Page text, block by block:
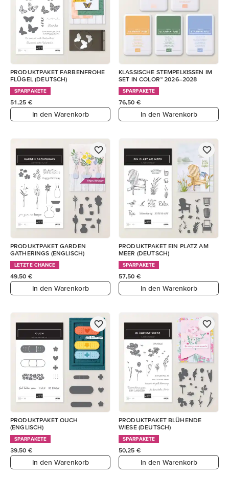
PRODUKTPAKET FARBENFROHE
FLÜGEL (DEUTSCH)
SPARPAKETE
51,25 €
In den Warenkorb
KLASSISCHE STEMPELKISSEN IM
SET IN COLOR™ 2026–2028
SPARPAKETE
76,50 €
In den Warenkorb
PRODUKTPAKET GARDEN
GATHERINGS (ENGLISCH)
LETZTE CHANCE
49,50 €
In den Warenkorb
PRODUKTPAKET EIN PLATZ AM
MEER (DEUTSCH)
SPARPAKETE
57,50 €
In den Warenkorb
PRODUKTPAKET OUCH
(ENGLISCH)
SPARPAKETE
39,50 €
In den Warenkorb
PRODUKTPAKET BLÜHENDE
WIESE (DEUTSCH)
SPARPAKETE
50,25 €
In den Warenkorb